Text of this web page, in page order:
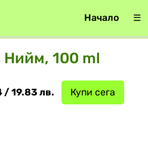
Начало ☰
Нийм, 100 ml
Купи сега
/ 19.83 лв.